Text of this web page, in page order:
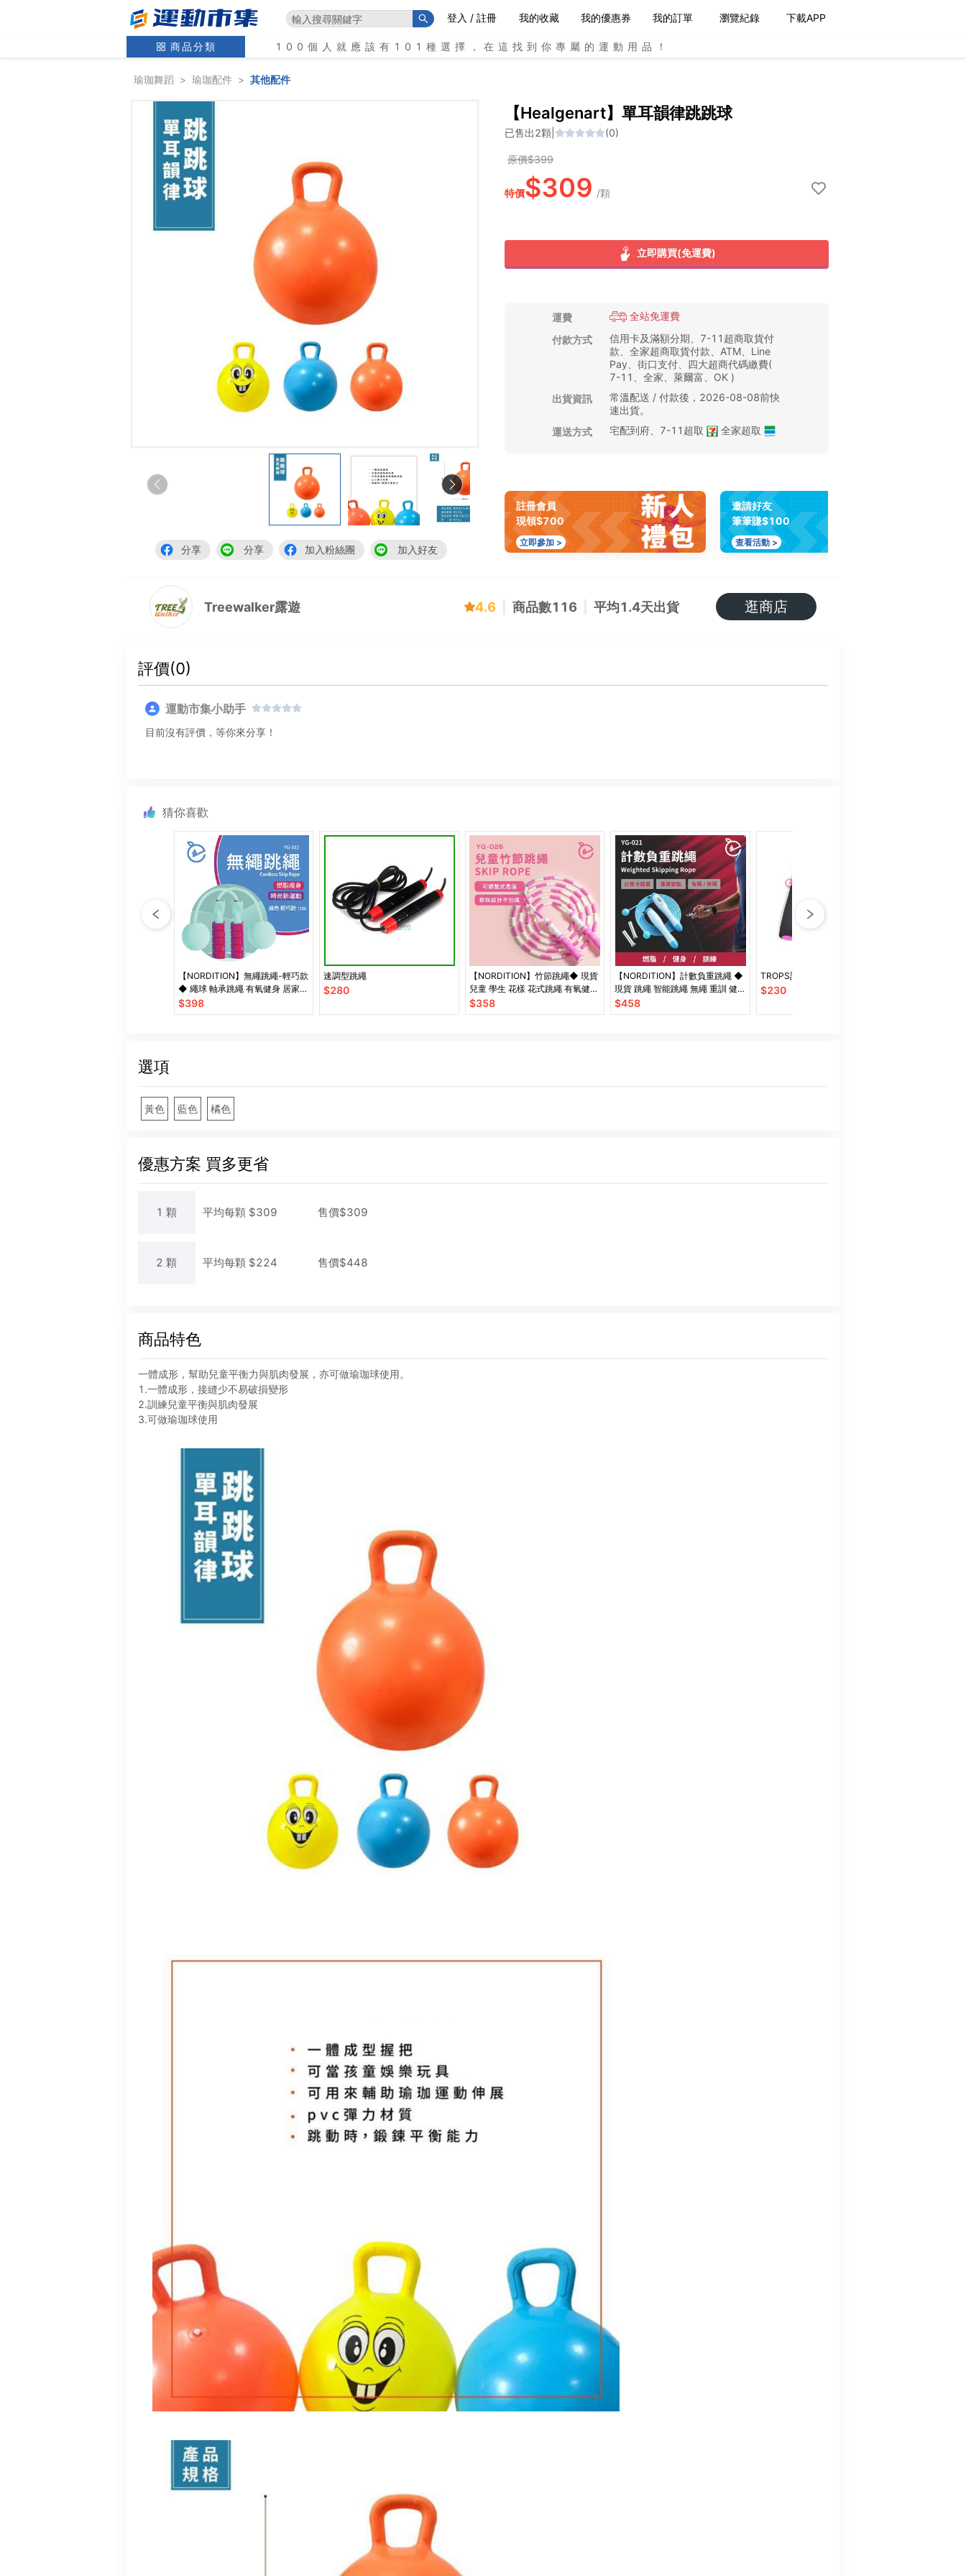
登入 / 註冊 我的收藏 我的優惠券 我的訂單 瀏覽紀錄 下載APP
商品分類 100個人就應該有101種選擇，在這找到你專屬的運動用品！
瑜珈舞蹈 > 瑜珈配件 > 其他配件
分享 分享 加入粉絲團 加入好友
【Healgenart】單耳韻律跳跳球
已售出2顆 (0)
原價$399
特價$309 /顆
立即購買(免運費)
運費
全站免運費
付款方式
信用卡及滿額分期、7-11超商取貨付
款、全家超商取貨付款、ATM、Line
Pay、街口支付、四大超商代碼繳費(
7-11、全家、萊爾富、OK )
出貨資訊
常溫配送 / 付款後，2026-08-08前快
速出貨。
運送方式
宅配到府、 7-11超取 全家超取
註冊會員
現領$700
立即參加 >
邀請好友
筆筆賺$100
查看活動 >
Treewalker露遊 4.6 商品數116 平均1.4天出貨 逛商店
評價(0)
運動市集小助手
目前沒有評價，等你來分享！
猜你喜歡
【NORDITION】無繩跳繩-輕巧款
◆ 繩球 軸承跳繩 有氧健身 居家運
動 燃脂瘦身 跳繩 重訓 減重 健身
$398
速調型跳繩
$280
【NORDITION】竹節跳繩◆ 現貨
兒童 學生 花樣 花式跳繩 有氧健身
居家運動 燃脂瘦身 跳繩 重訓 減重
$358
【NORDITION】計數負重跳繩 ◆
現貨 跳繩 智能跳繩 無繩 重訓 健
身訓練減重 燃脂 瘦身 有氧運動
$458
TROPS計數泡棉跳繩
$230
選項
黃色 藍色 橘色
優惠方案 買多更省
1 顆 平均每顆$309 售價$309
2 顆 平均每顆$224 售價$448
商品特色
一體成形，幫助兒童平衡力與肌肉發展，亦可做瑜珈球使用。
1.一體成形，接縫少不易破損變形
2.訓練兒童平衡與肌肉發展
3.可做瑜珈球使用